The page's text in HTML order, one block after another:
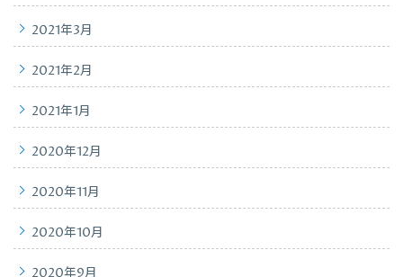
2021年3月
2021年2月
2021年1月
2020年12月
2020年11月
2020年10月
2020年9月